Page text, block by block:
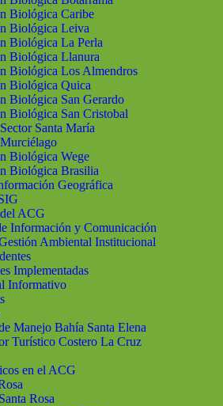
Biológica Caribe
Biológica Leiva
Biológica La Perla
Biológica Llanura
Biológica Los Almendros
Biológica Quica
Biológica San Gerardo
Biológica San Cristobal
Santa María
Biológica Wege
Biológica Brasilia
Geográfica
ACG
Información y Comunicación
Ambiental Institucional
Implementadas
Informativo
Manejo Bahía Santa Elena
Turístico Costero La Cruz
en el ACG
Rosa